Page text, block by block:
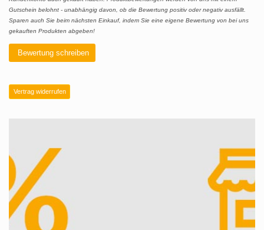
Vertrag widerrufen
Gutschein belohnt - unabhängig davon, ob die Bewertung positiv oder negativ ausfällt.
Sparen auch Sie beim nächsten Einkauf, indem Sie eine eigene Bewertung von bei uns
gekauften Produkten abgeben!
Bewertung schreiben